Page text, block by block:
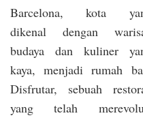
Barcelona, kota
dikenal dengan
budaya dan kuliner
kaya, menjadi rumah
Disfrutar, sebuah
yang telah